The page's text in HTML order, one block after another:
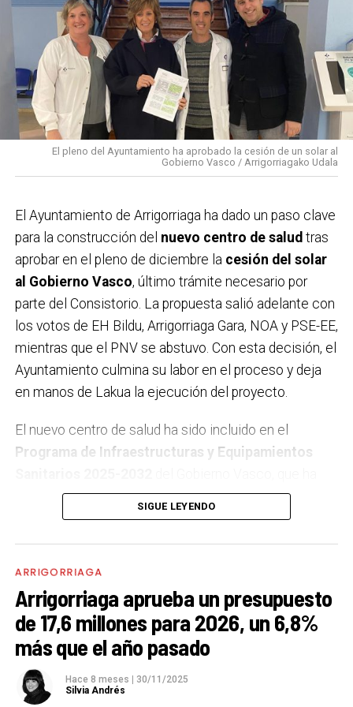
IMPLICACIÓN SOCIAL
Entre los colectivos implicados destacan las
asociaciones de vecinas y vecinos de Santo Cristo y
Lanbarketa, además de comerciantes, hosteleros y la
asociación ecologista Asuntze, que han colaborado
tanto en la recogida de alegaciones como en la
difusión de la campaña. Este respaldo se suma a la
domingo,que ya evidenció el rechazo de buena parte
de la localidad al proyecto ferroviario en su
configuración actual. Con estas acciones, el
Ayuntamiento considera que la postura ciudadana
queda claramente reforzada.
El pleno del Ayuntamiento ha aprobado la cesión de un solar al
Gobierno Vasco / Arrigorriagako Udala
El Ayuntamiento de Arrigorriaga ha dado un paso clave
para la construcción del nuevo centro de salud tras
aprobar en el pleno de diciembre la cesión del solar
al Gobierno Vasco, último trámite necesario por
parte del Consistorio. La propuesta salió adelante con
los votos de EH Bildu, Arrigorriaga Gara, NOA y PSE-EE,
mientras que el PNV se abstuvo. Con esta decisión, el
Ayuntamiento culmina su labor en el proceso y deja
en manos de Lakua la ejecución del proyecto.
El nuevo centro de salud ha sido incluido en el
Programa de Infraestructuras y Equipamientos
reservado unapartida en los presupuestos de 2026
para la licitación de la redacción del proyecto y la
dirección de obra, acercando así el inicio de los
largamente demandada por la ciudadanía.
La alcaldesa,Maite Ibarra, ha destacado que se trata
de “un paso fundamental para el bienestar de
Arrigorriaga”, subrayando que el nuevo equipamiento
SIGUE LEYENDO
ARRIGORRIAGA
Arrigorriaga aprueba un presupuesto
de 17,6 millones para 2026, un 6,8%
más que el año pasado
Hace 8 meses
30/11/2025
Silvia Andrés